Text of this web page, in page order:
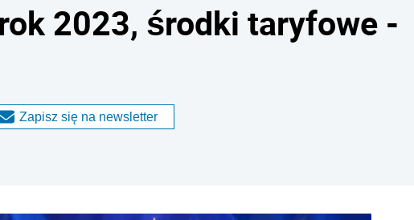
2023, środki taryfowe -
Zapisz się na newsletter